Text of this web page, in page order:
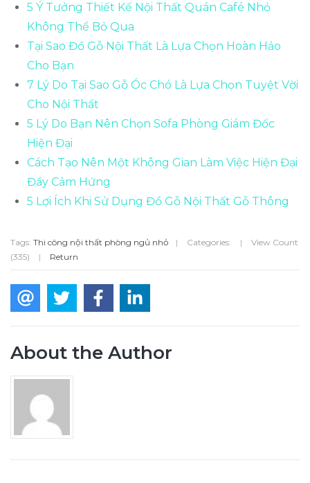
5 Ý Tưởng Thiết Kế Nội Thất Quán Café Nhỏ
Không Thể Bỏ Qua
Tại Sao Đồ Gỗ Nội Thất Là Lựa Chọn Hoàn Hảo
Cho Bạn
7 Lý Do Tại Sao Gỗ Óc Chó Là Lựa Chọn Tuyệt Vời
Cho Nội Thất
5 Lý Do Bạn Nên Chọn Sofa Phòng Giám Đốc
Hiện Đại
Cách Tạo Nên Một Không Gian Làm Việc Hiện Đại
Đầy Cảm Hứng
5 Lợi Ích Khi Sử Dụng Đồ Gỗ Nội Thất Gỗ Thông
Tags: Thi công nội thất phòng ngủ nhỏ | Categories: |
View Count
(335)
| Return
About the Author